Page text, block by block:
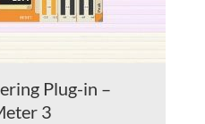
Plug-in –
3